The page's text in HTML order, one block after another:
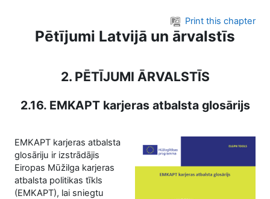
Print this chapter
Pētījumi Latvijā un ārvalstīs
2. PĒTĪJUMI ĀRVALSTĪS
2.16. EMKAPT karjeras atbalsta glosārijs
EMKAPT karjeras atbalsta
glosāriju ir izstrādājis
Eiropas Mūžilga karjeras
atbalsta politikas tīkls
(EMKAPT), lai sniegtu